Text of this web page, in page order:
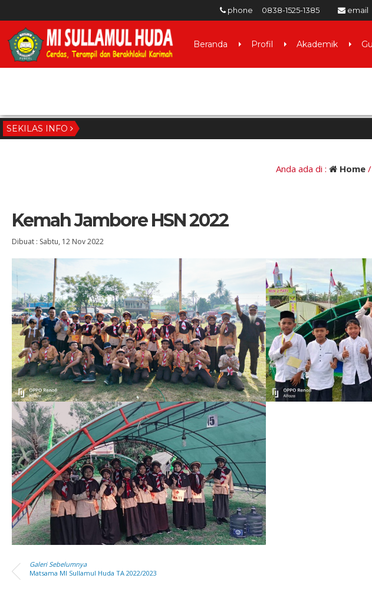
phone 0838-1525-1385 email
Beranda Profil Akademik
SEKILAS INFO
Anda ada di : Home/
Kemah Jambore HSN 2022
Dibuat : Sabtu, 12 Nov 2022
Galeri Sebelumnya
Matsama MI Sullamul Huda TA 2022/2023